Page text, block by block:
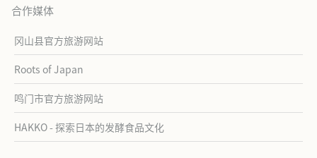
合作媒体
冈山县官方旅游网站
Roots of Japan
鸣门市官方旅游网站
HAKKO - 探索日本的发酵食品文化